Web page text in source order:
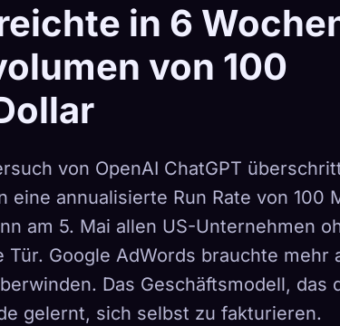
in 6
von 100
von OpenAI ChatGPT
eine annualisierte Run Rate von 100
am 5. Mai allen US-Unternehmen
Tür. Google AdWords brauchte mehr
Das Geschäftsmodell, das
gelernt, sich selbst zu fakturieren.